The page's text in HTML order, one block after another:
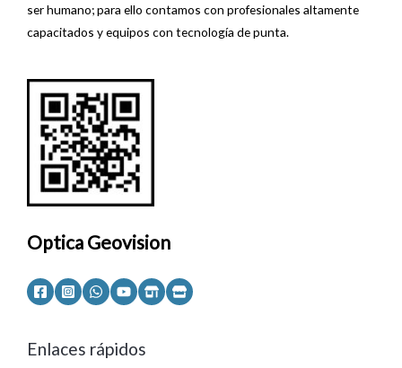
ser humano; para ello contamos con profesionales altamente
capacitados y equipos con tecnología de punta.
Optica Geovision
Enlaces rápidos